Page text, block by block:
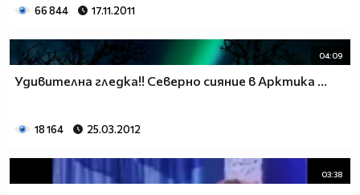
66 844 17.11.2011
04:09
Удивителна гледка!! Северно сияние в Арктика ...
18 164 25.03.2012
03:38